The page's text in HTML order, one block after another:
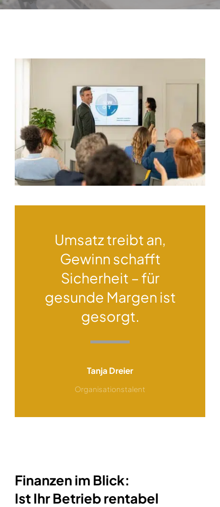
Umsatz treibt an,
Gewinn schafft
Sicherheit – für
gesunde Margen ist
gesorgt.
Tanja Dreier
Organisationstalent
Finanzen im Blick:
Ist Ihr Betrieb rentabel